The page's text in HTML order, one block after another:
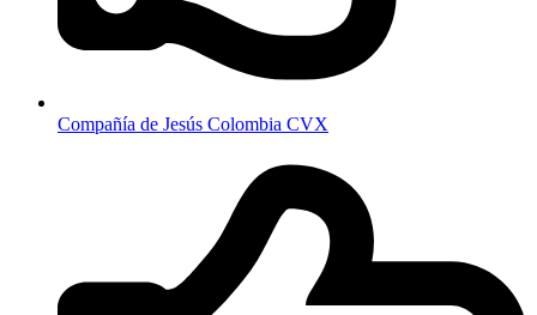
Compañía de Jesús Colombia CVX